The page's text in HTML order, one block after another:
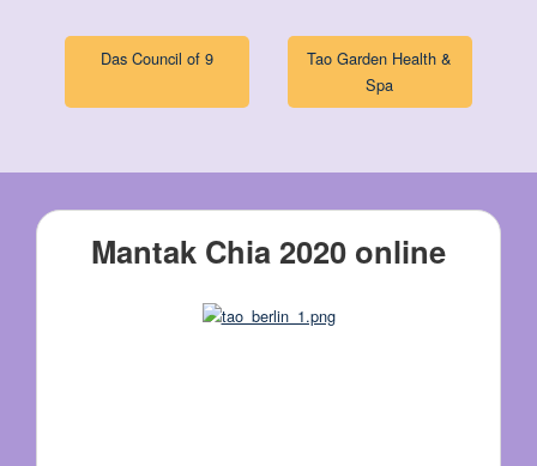
Das Council of 9
Tao Garden Health &
Spa
Mantak Chia 2020 online